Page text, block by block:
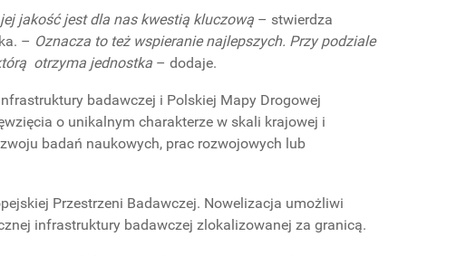
jakość jest dla nas kwestią kluczową – stwierdza
– Oznacza to też wspieranie najlepszych. Przy podziale
otrzyma jednostka – dodaje.
badawczej i Polskiej Mapy Drogowej
o unikalnym charakterze w skali krajowej i
badań naukowych, prac rozwojowych lub
Przestrzeni Badawczej. Nowelizacja umożliwi
infrastruktury badawczej zlokalizowanej za granicą.